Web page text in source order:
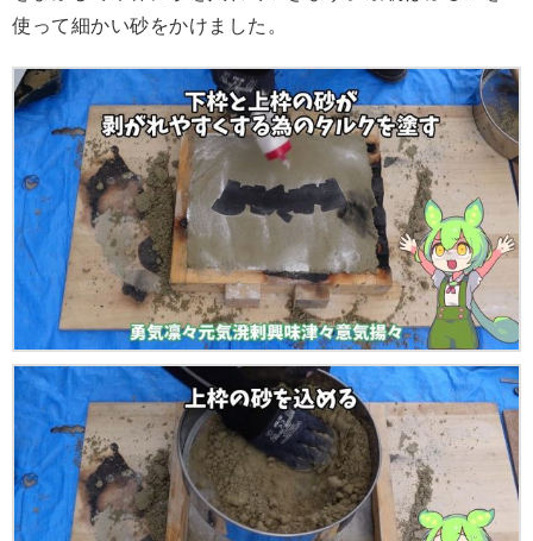
使って細かい砂をかけました。